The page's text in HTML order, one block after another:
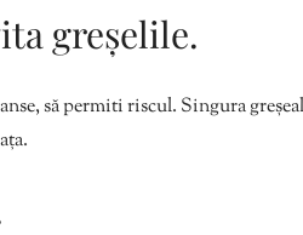
greșelile.
să permiti riscul. Singura